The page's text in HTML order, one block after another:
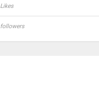
Likes
followers